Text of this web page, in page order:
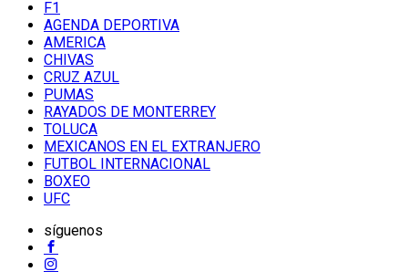
F1
AGENDA DEPORTIVA
AMERICA
CHIVAS
CRUZ AZUL
PUMAS
RAYADOS DE MONTERREY
TOLUCA
MEXICANOS EN EL EXTRANJERO
FUTBOL INTERNACIONAL
BOXEO
UFC
síguenos